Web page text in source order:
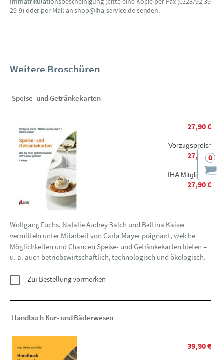
0
29-9) oder per Mail an shop@iha-service.de senden.
Weitere Broschüren
Speise- und Getränkekarten
27,90 €
Vorzugspreis*
27,90 €
IHA Mitglieder
27,90 €
Wolfgang Fuchs, Natalie Audrey Balch und Bettina Kaiser
vermitteln unter Mitarbeit von Carla Mayer prägnant, welche
Möglichkeiten und Chancen Speise- und Getränkekarten bieten –
u. a. auch betriebswirtschaftlich, technologisch und ökologisch.
Zur Bestellung vormerken
Handbuch Kur- und Bäderwesen
39,90 €